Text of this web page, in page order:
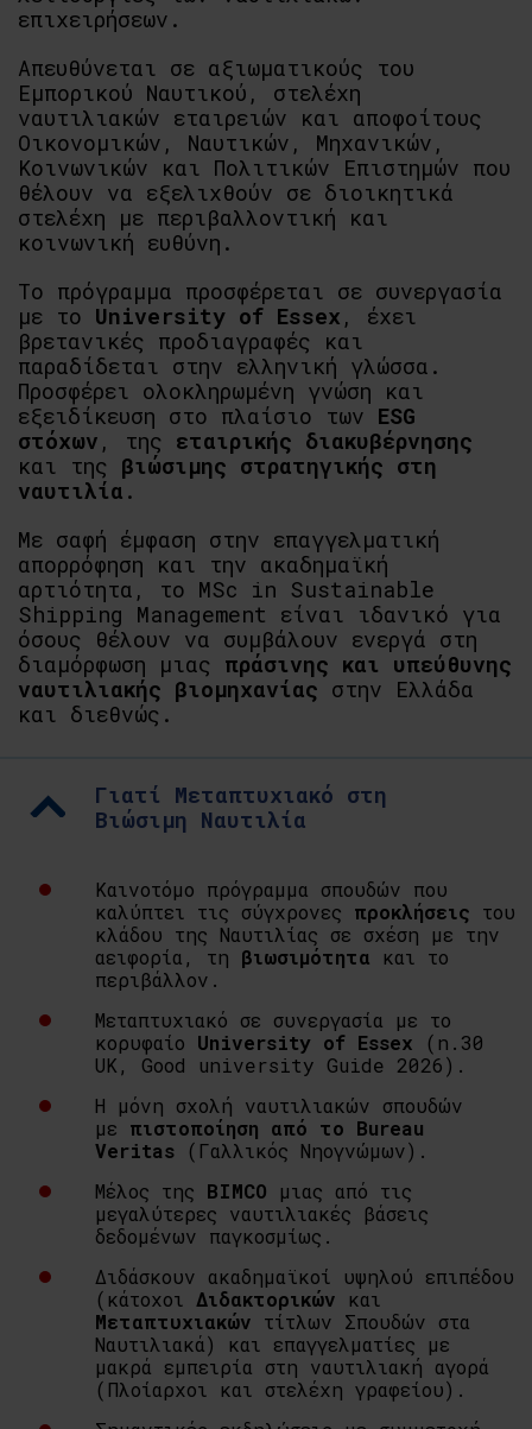
επιχειρήσεων.
Απευθύνεται σε αξιωματικούς του
Εμπορικού Ναυτικού, στελέχη
ναυτιλιακών εταιρειών και αποφοίτους
Οικονομικών, Ναυτικών, Μηχανικών,
Κοινωνικών και Πολιτικών Επιστημών που
θέλουν να εξελιχθούν σε διοικητικά
στελέχη με περιβαλλοντική και
κοινωνική ευθύνη.
Το πρόγραμμα προσφέρεται σε συνεργασία
με το University of Essex , έχει
βρετανικές προδιαγραφές και
παραδίδεται στην ελληνική γλώσσα.
Προσφέρει ολοκληρωμένη γνώση και
εξειδίκευση στο πλαίσιο των ESG
στόχων , της εταιρικής διακυβέρνησης
και της βιώσιμης στρατηγικής στη
ναυτιλία .
Με σαφή έμφαση στην επαγγελματική
απορρόφηση και την ακαδημαϊκή
αρτιότητα, το MSc in Sustainable
Shipping Management είναι ιδανικό για
όσους θέλουν να συμβάλουν ενεργά στη
διαμόρφωση μιας πράσινης και υπεύθυνης
ναυτιλιακής βιομηχανίας στην Ελλάδα
και διεθνώς.
Γιατί Μεταπτυχιακό στη
Βιώσιμη Ναυτιλία
Καινοτόμο πρόγραμμα σπουδών που
καλύπτει τις σύγχρονες προκλήσεις του
κλάδου της Ναυτιλίας σε σχέση με την
αειφορία, τη βιωσιμότητα και το
περιβάλλον.
Μεταπτυχιακό σε συνεργασία με το
κορυφαίο University of Essex (n.30
UK, Good university Guide 2026).
Η μόνη σχολή ναυτιλιακών σπουδών
με πιστοποίηση από το Bureau
Veritas(Γαλλικός Νηογνώμων).
Μέλος της BIMCO
μιας από τις
μεγαλύτερες ναυτιλιακές βάσεις
δεδομένων παγκοσμίως.
Διδάσκουν ακαδημαϊκοί υψηλού επιπέδου
(κάτοχοι Διδακτορικών και
Μεταπτυχιακών τίτλων Σπουδών στα
Ναυτιλιακά) και επαγγελματίες με
μακρά εμπειρία στη ναυτιλιακή αγορά
(Πλοίαρχοι και στελέχη γραφείου).